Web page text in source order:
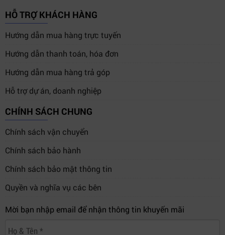
Audio Monitoring
Record Start/Stop
Playback
Digital Slate
Thiết bị còn tích hợp các công cụ monitoring chuyên
nghiệp như:
Focus Assist
False Color
Zebra
Display LUT
Grid
HỖ TRỢ KHÁCH HÀNG
Hướng dẫn mua hàng trực tuyến
Hướng dẫn thanh toán, hóa đơn
Hướng dẫn mua hàng trả góp
Hỗ trợ dự án, doanh nghiệp
CHÍNH SÁCH CHUNG
Chính sách vận chuyển
Chính sách bảo hành
Chính sách bảo mật thông tin
Quyền và nghĩa vụ các bên
Mời bạn nhập email để nhận thông tin khuyến mãi